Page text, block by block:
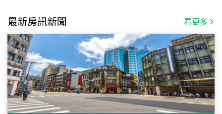
最新房訊新聞 看更多